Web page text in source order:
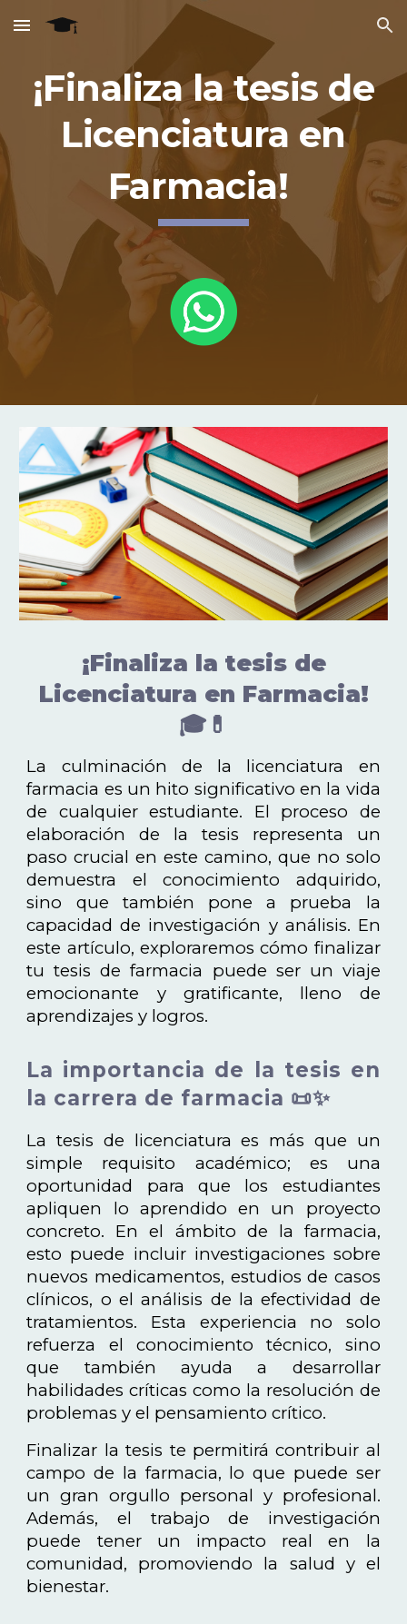
Skip to main content Skip to navigation
¡Finaliza la tesis de
Licenciatura en
Farmacia!
¡Finaliza la tesis de
Licenciatura en Farmacia!
🎓💊
La culminación de la licenciatura en
farmacia es un hito significativo en la vida
de cualquier estudiante. El proceso de
elaboración de la tesis representa un
paso crucial en este camino, que no solo
demuestra el conocimiento adquirido,
sino que también pone a prueba la
capacidad de investigación y análisis. En
este artículo, exploraremos cómo finalizar
tu tesis de farmacia puede ser un viaje
emocionante y gratificante, lleno de
aprendizajes y logros.
La importancia de la tesis en
la carrera de farmacia 📜✨
La tesis de licenciatura es más que un
simple requisito académico; es una
oportunidad para que los estudiantes
apliquen lo aprendido en un proyecto
concreto. En el ámbito de la farmacia,
esto puede incluir investigaciones sobre
nuevos medicamentos, estudios de casos
clínicos, o el análisis de la efectividad de
tratamientos. Esta experiencia no solo
refuerza el conocimiento técnico, sino
que también ayuda a desarrollar
habilidades críticas como la resolución de
problemas y el pensamiento crítico.
Finalizar la tesis te permitirá contribuir al
campo de la farmacia, lo que puede ser
un gran orgullo personal y profesional.
Además, el trabajo de investigación
puede tener un impacto real en la
comunidad, promoviendo la salud y el
bienestar.